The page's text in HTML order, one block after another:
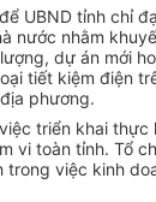
UBND tỉnh chỉ
nước nhằm khu
dự án mới
tiết kiệm điện
phương.
triển khai thực
vi toàn tỉnh. Tổ
trong việc kinh